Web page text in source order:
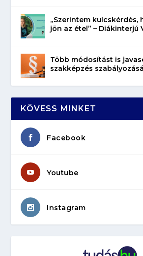
„Szerintem kulcskérdés,
jön az étel” – Diákinterjú
Több módosítást is
szakképzés
KÖVESS MINKET
Facebook
Youtube
Instagram